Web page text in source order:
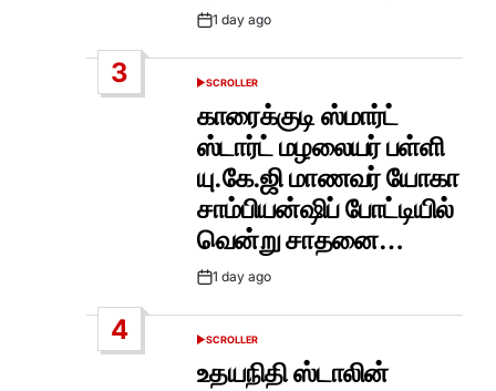
Post1 day ago
3
POSTED
SCROLLER
காரைக்குடி ஸ்மார்ட்
ஸ்டார்ட் மழலையர் பள்ளி
யு.கே.ஜி மாணவர் யோகா
சாம்பியன்ஷிப் போட்டியில்
வென்று சாதனை…
Post1 day ago
4
POSTED
SCROLLER
உதயநிதி ஸ்டாலின்